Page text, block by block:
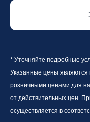
* Уточняйте подробные
Указанные цены
розничными ценами для
от действительных цен.
осуществляется в